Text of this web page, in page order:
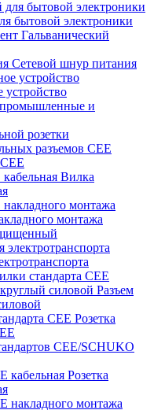
бытовой электроники
Гальванический
Сетевой шнур питания
устройство
промышленные и
розетки
разъемов CEE
Вилка
монтажа
электротранспорта
стандарта CEE
Разъем
Розетка
CEE/SCHUKO
Розетка